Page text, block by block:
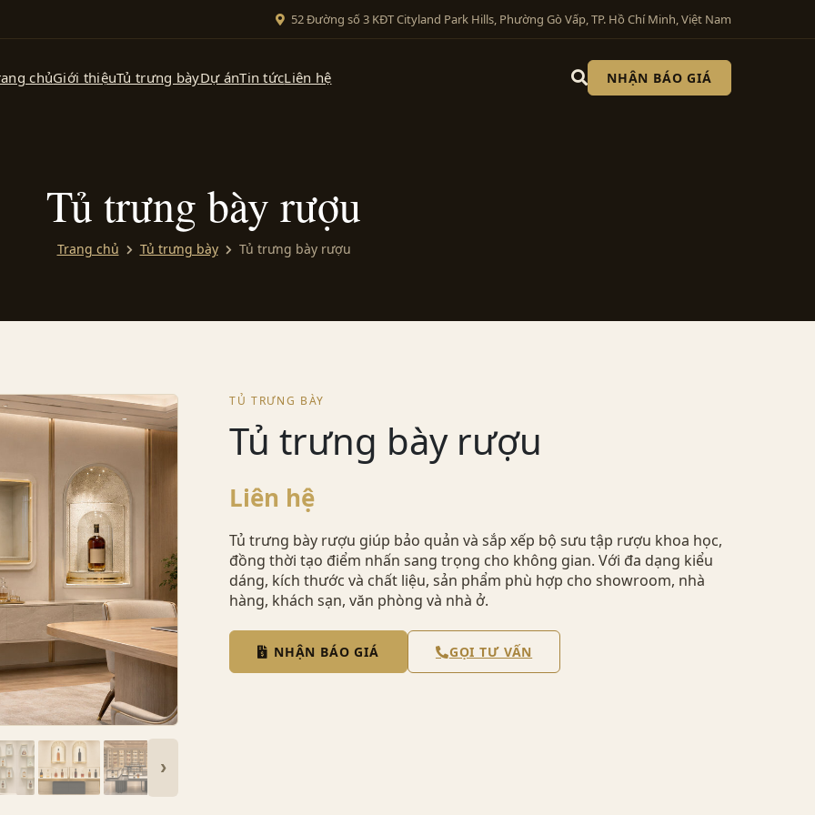
52 Đường số 3 KĐT Cityland Park Hills, Phường Gò Vấp, TP. Hồ Chí Minh, Việt Nam
chủGiới thiệuTủ trưng bàyDự ánTin tứcLiên hệ NHẬN BÁO GIÁ
Tủ trưng bày rượu
Trang chủ Tủ trưng bày Tủ trưng bày rượu
›
TỦ TRƯNG BÀY
Tủ trưng bày rượu
Liên hệ
Tủ trưng bày rượu giúp bảo quản và sắp xếp bộ sưu tập rượu khoa học,
đồng thời tạo điểm nhấn sang trọng cho không gian. Với đa dạng kiểu
dáng, kích thước và chất liệu, sản phẩm phù hợp cho showroom, nhà
hàng, khách sạn, văn phòng và nhà ở.
NHẬN BÁO GIÁ GỌI TƯ VẤN